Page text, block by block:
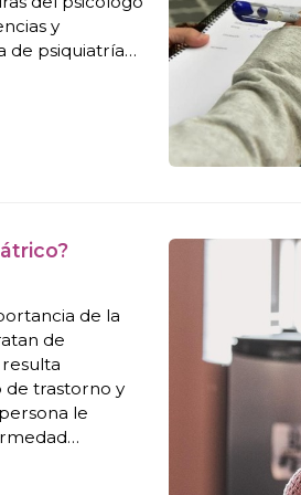
y
de psiquiatría
de la
de
de trastorno y
le